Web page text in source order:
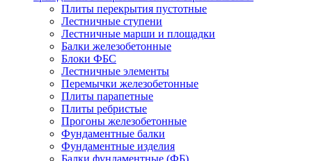
Плиты перекрытия пустотные
Лестничные ступени
Лестничные марши и площадки
Балки железобетонные
Блоки ФБС
Лестничные элементы
Перемычки железобетонные
Плиты парапетные
Плиты ребристые
Прогоны железобетонные
Фундаментные балки
Фундаментные изделия
Балки фундаментные (ФБ)